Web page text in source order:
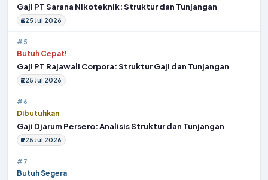
Gaji PT Sarana Nikoteknik: Struktur dan Tunjangan
25 Jul 2026
#5
Butuh Cepat!
Gaji PT Rajawali Corpora: Struktur Gaji dan Tunjangan
25 Jul 2026
#6
Dibutuhkan
Gaji Djarum Persero: Analisis Struktur dan Tunjangan
25 Jul 2026
#7
Butuh Segera